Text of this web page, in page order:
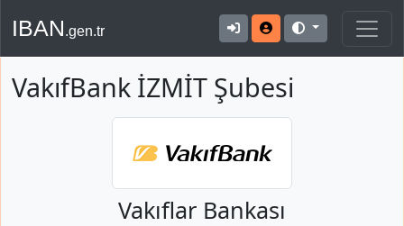
IBAN.gen.tr
VakıfBank İZMİT Şubesi
Vakıflar Bankası